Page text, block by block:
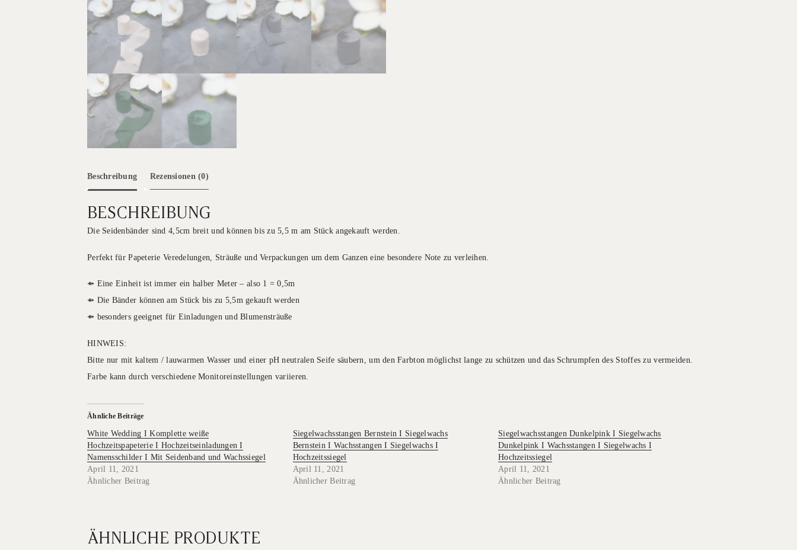
Beschreibung Rezensionen (0)
BESCHREIBUNG
Die Seidenbänder sind 4,5cm breit und können bis zu 5,5 m am Stück angekauft werden.
Perfekt für Papeterie Veredelungen, Sträuße und Verpackungen um dem Ganzen eine besondere Note zu verleihen.
⤁ Eine Einheit ist immer ein halber Meter – also 1 = 0,5m
⤁ Die Bänder können am Stück bis zu 5,5m gekauft werden
⤁ besonders geeignet für Einladungen und Blumensträuße
HINWEIS:
Bitte nur mit kaltem / lauwarmen Wasser und einer pH neutralen Seife säubern, um den Farbton möglichst lange zu schützen und das Schrumpfen des Stoffes zu vermeiden.
Farbe kann durch verschiedene Monitoreinstellungen variieren.
Ähnliche Beiträge
White Wedding I Komplette weiße
Hochzeitspapeterie I Hochzeitseinladungen I
Namensschilder I Mit Seidenband und Wachssiegel
April 11, 2021
Ähnlicher Beitrag
Siegelwachsstangen Bernstein I Siegelwachs
Bernstein I Wachsstangen I Siegelwachs I
Hochzeitssiegel
April 11, 2021
Ähnlicher Beitrag
Siegelwachsstangen Dunkelpink I Siegelwachs
Dunkelpink I Wachsstangen I Siegelwachs I
Hochzeitssiegel
April 11, 2021
Ähnlicher Beitrag
ÄHNLICHE PRODUKTE